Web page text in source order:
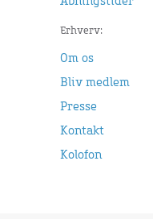
Erhverv:
Om os
Bliv medlem
Presse
Kontakt
Kolofon